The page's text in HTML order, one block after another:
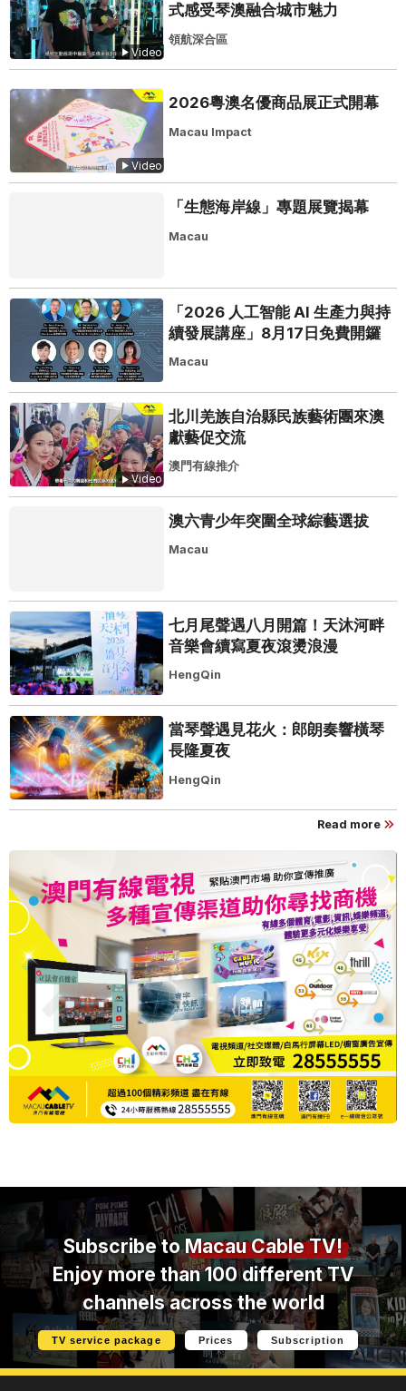
Video
式感受琴澳融合城市魅力
領航深合區
Video
2026粵澳名優商品展正式開幕
Macau Impact
「生態海岸線」專題展覽揭幕
Macau
「2026 人工智能 AI 生產力與持
續發展講座」8月17日免費開鑼
Macau
Video
北川羌族自治縣民族藝術團來澳
獻藝促交流
澳門有線推介
澳六青少年突圍全球綜藝選拔
Macau
七月尾聲遇八月開篇！天沐河畔
音樂會續寫夏夜滾燙浪漫
HengQin
當琴聲遇見花火：郎朗奏響橫琴
長隆夏夜
HengQin
Read more
Subscribe toMacau Cable TV!
Enjoy more than 100 different TV
channels across the world
TV service package Prices Subscription